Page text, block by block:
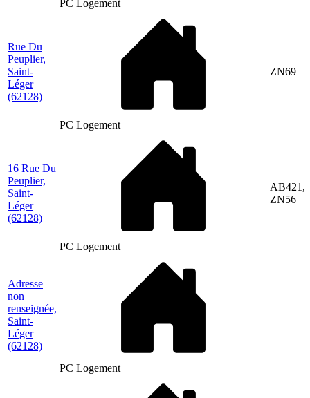
PC Logement
Rue Du
Peuplier,
Saint-
Léger
(62128)
PC Logement
ZN69
16 Rue Du
Peuplier,
Saint-
Léger
(62128)
PC Logement
AB421,
ZN56
Adresse
non
renseignée,
Saint-
Léger
(62128)
PC Logement
—